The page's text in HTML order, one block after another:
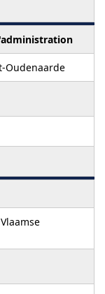
Oudenaarde